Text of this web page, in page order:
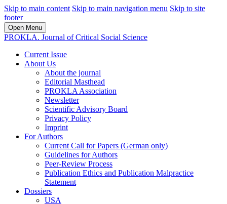
Skip to main content Skip to main navigation menu Skip to site
footer
Open Menu
PROKLA. Journal of Critical Social Science
Current Issue
About Us
About the journal
Editorial Masthead
PROKLA Association
Newsletter
Scientific Advisory Board
Privacy Policy
Imprint
For Authors
Current Call for Papers (German only)
Guidelines for Authors
Peer-Review Process
Publication Ethics and Publication Malpractice
Statement
Dossiers
USA